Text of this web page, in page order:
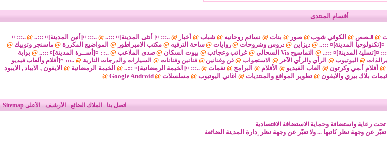
أقسام المنتدى
@قـصص @ الكوفي شوب @صور @ بنات @ نسائم روحانيه @شباب @ أخبار @..::: ¤[ أنثى المدينة]¤ :::.. @..::: ¤[أنين المدينة]¤ :::.. @
..::: ¤
المدينة]¤ :::.. @ ديزاين @ دروس وشروحات @ روايات @ ساحة الترفيه @ مكتب الامبراطور @ المواضيع المكررة @ ماسنجر وتوبيك @
¤[تسلية المدينة]¤ :::.. @ التماسيح Vis السحالي @غرائب وعجائب @ بيوت السكان @صدى الملاعب @..::: ¤[أســرة المدينة]¤ :::.. @ بوابة
@ اليوتيوب @ الرأي والرأي الآخر @ الاستجواب @فن وفنانين @فنانين وفنانات @ السيارات والدرجات النارية @..::: ¤[أفلام وألعاب فيديو
@ أفلام أنمي وكرتون @ العاب الفيديو @ الأفلام @ البرامج @ نغمات @..::: ¤[الخيمة الرمضانية]¤ :::.. @ الخيمة الرمضانية @ الايفون , الايباد , الايبود
بلاك بيري والايفون @تطوير المواقع والمنتديات @ اغاني اليوتيوب @مسلسلات @
Google Android
@
اتصل بنا - الملاك الضائع - الأرشيف - الأعلى Sitemap
تحت رعاية واستضافة وحماية الاستضافة الافتصادية
عن وجهة نظر كاتبها ... ولا تعبّر عن وجهة نظر إدارة المدينة الضائعة